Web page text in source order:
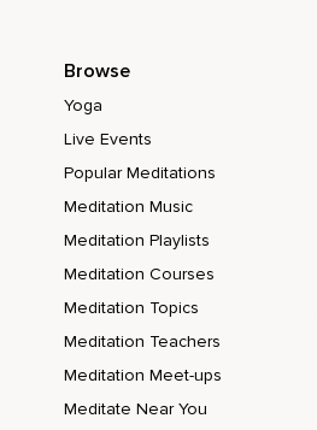
Browse
Yoga
Live Events
Popular Meditations
Meditation Music
Meditation Playlists
Meditation Courses
Meditation Topics
Meditation Teachers
Meditation Meet-ups
Meditate Near You